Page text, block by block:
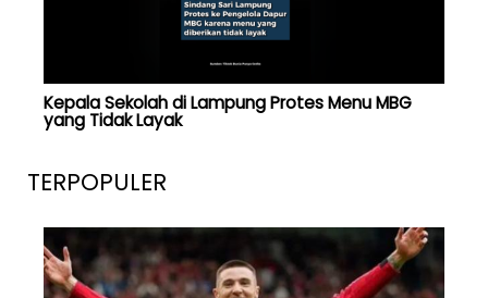
Kepala Sekolah di Lampung Protes Menu MBG
yang Tidak Layak
TERPOPULER